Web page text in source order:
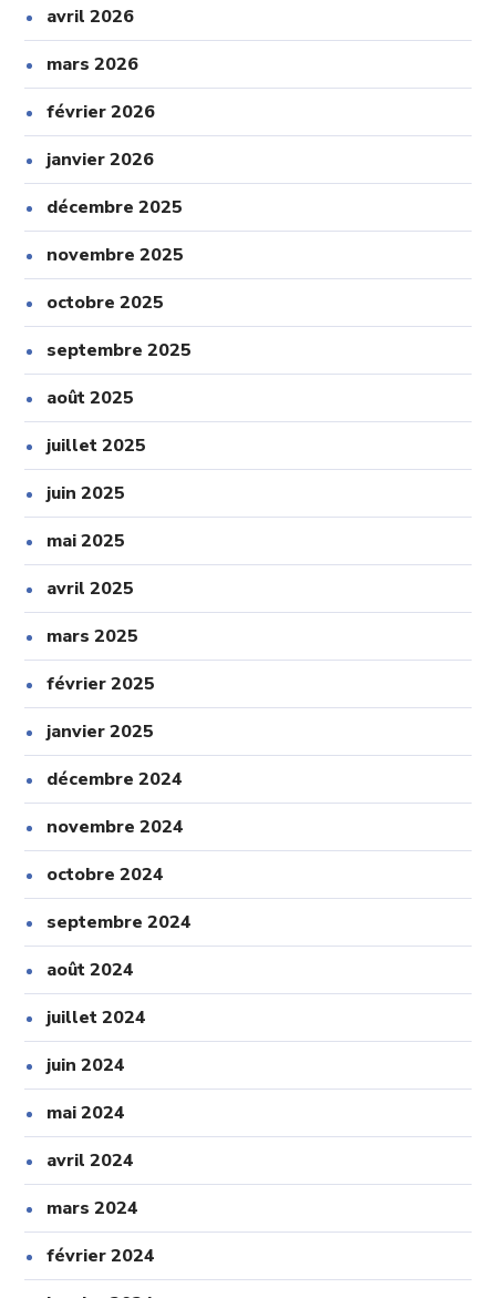
avril 2026
mars 2026
février 2026
janvier 2026
décembre 2025
novembre 2025
octobre 2025
septembre 2025
août 2025
juillet 2025
juin 2025
mai 2025
avril 2025
mars 2025
février 2025
janvier 2025
décembre 2024
novembre 2024
octobre 2024
septembre 2024
août 2024
juillet 2024
juin 2024
mai 2024
avril 2024
mars 2024
février 2024